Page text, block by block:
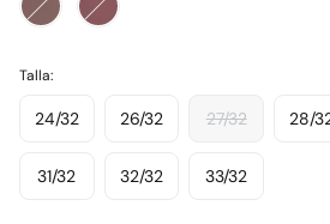
Talla:
24/32 26/32 27/32 28/
31/32 32/32 33/32